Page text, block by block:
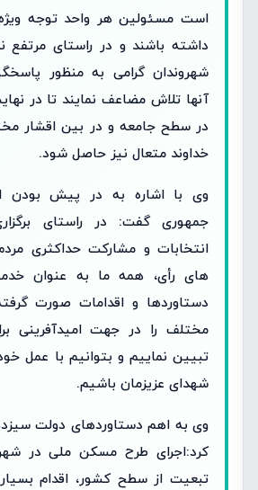
است مسئولین هر واحد توجه
داشته باشند و در راستای مرتفع
شهروندان گرامی به منظور
آنها تلاش مضاعف نمایند تا در
در سطح جامعه و در بین اقشار
خداوند متعال نیز حاصل شود.
وی با اشاره به در پیش بودن
جمهوری گفت: در راستای
انتخابات و مشارکت حداکثری
های رأی، همه ما به عنوان
دستاوردها و اقدامات صورت
مختلف را در جهت امیدآفرینی
تبیین نماییم و بتوانیم با عمل
شهدای عزیزمان باشیم.
وی به اهم دستاوردهای دولت
کرد:اجرای طرح مسکن ملی در
تبعیت از سطح کشور، اقدام